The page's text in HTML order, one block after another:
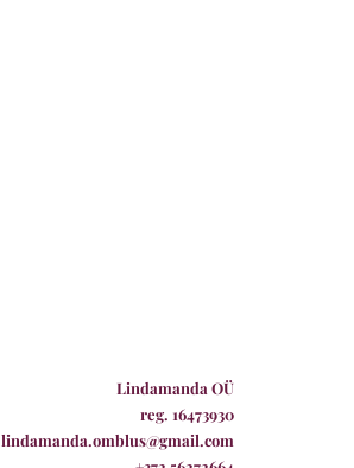
Lindamanda OÜ
reg. 16473930
lindamanda.omblus@gmail.com